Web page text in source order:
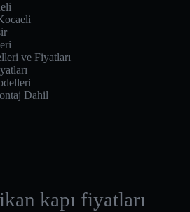
ve Fiyatları
Dahil
kapı fiyatları